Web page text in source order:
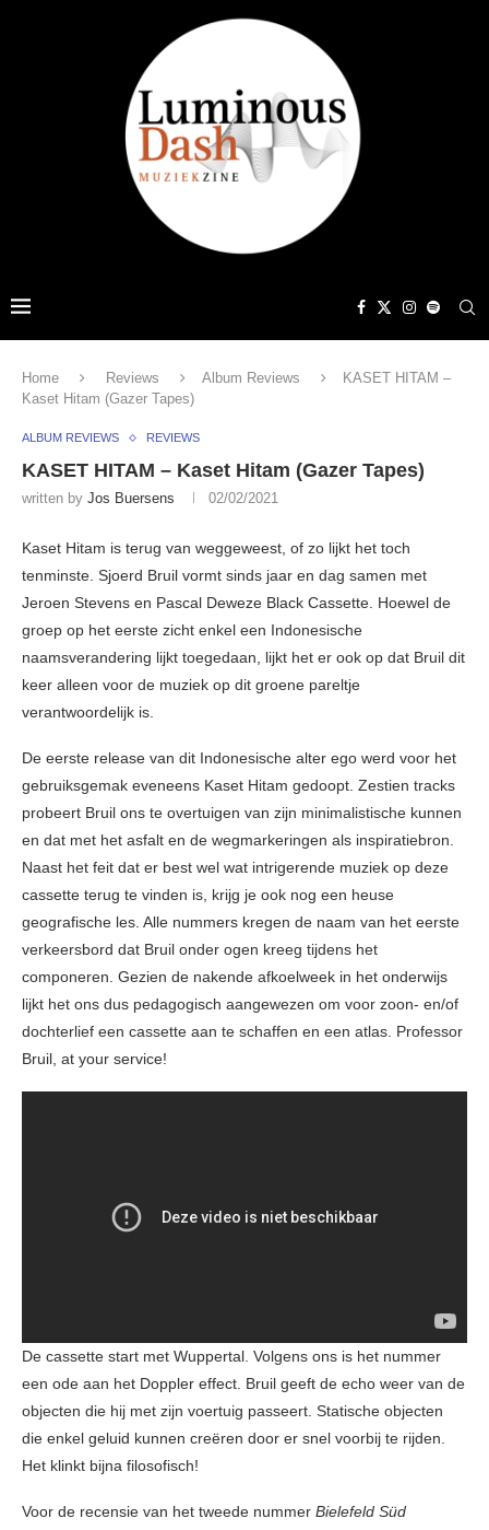
Home Reviews Album Reviews
KASET HITAM –
Kaset Hitam (Gazer Tapes)
ALBUM REVIEWS REVIEWS
KASET HITAM – Kaset Hitam (Gazer Tapes)
written by Jos Buersens 02/02/2021
Kaset Hitam is terug van weggeweest, of zo lijkt het toch
tenminste. Sjoerd Bruil vormt sinds jaar en dag samen met
Jeroen Stevens en Pascal Deweze Black Cassette. Hoewel de
groep op het eerste zicht enkel een Indonesische
naamsverandering lijkt toegedaan, lijkt het er ook op dat Bruil dit
keer alleen voor de muziek op dit groene pareltje
verantwoordelijk is.
De eerste release van dit Indonesische alter ego werd voor het
gebruiksgemak eveneens Kaset Hitam gedoopt. Zestien tracks
probeert Bruil ons te overtuigen van zijn minimalistische kunnen
en dat met het asfalt en de wegmarkeringen als inspiratiebron.
Naast het feit dat er best wel wat intrigerende muziek op deze
cassette terug te vinden is, krijg je ook nog een heuse
geografische les. Alle nummers kregen de naam van het eerste
verkeersbord dat Bruil onder ogen kreeg tijdens het
componeren. Gezien de nakende afkoelweek in het onderwijs
lijkt het ons dus pedagogisch aangewezen om voor zoon- en/of
dochterlief een cassette aan te schaffen en een atlas. Professor
Bruil, at your service!
De cassette start met Wuppertal. Volgens ons is het nummer
een ode aan het Doppler effect. Bruil geeft de echo weer van de
objecten die hij met zijn voertuig passeert. Statische objecten
die enkel geluid kunnen creëren door er snel voorbij te rijden.
Het klinkt bijna filosofisch!
Voor de recensie van het tweede nummer Bielefeld Süd